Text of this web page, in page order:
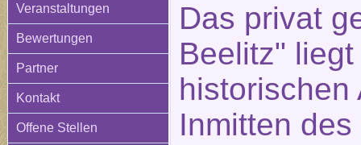
Veranstaltungen
Bewertungen
Partner
Kontakt
Offene Stellen
Das privat
Beelitz"
historischen
Inmitten